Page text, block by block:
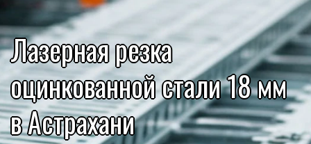
Лазерная резка
оцинкованной стали 18 мм
в Астрахани